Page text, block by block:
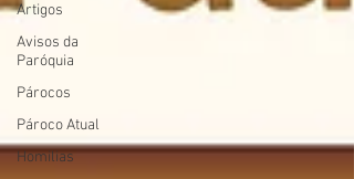
Artigos
Avisos da
Paróquia
Párocos
Pároco Atual
Homilias